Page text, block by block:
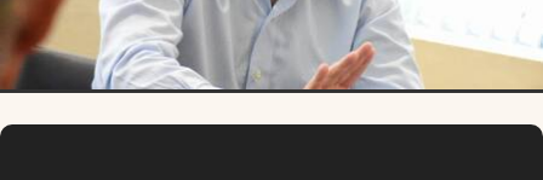
abre en nueva pestaña
Argentina